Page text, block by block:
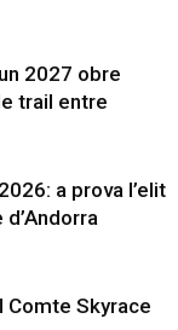
2027 obre
trail entre
a prova l’elit
Comte Skyrace